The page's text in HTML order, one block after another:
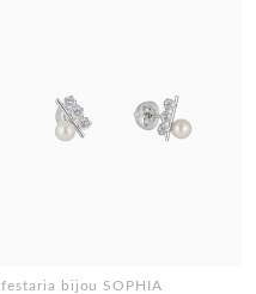
festaria bijou SOPHIA